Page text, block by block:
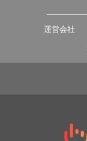
運営会社